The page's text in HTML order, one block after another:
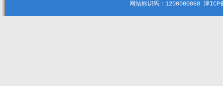
网站标识码：1200000068 津